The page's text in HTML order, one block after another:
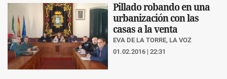
Pillado robando en una
urbanización con las
casas a la venta
EVA DE LA TORRE, LA VOZ
01.02.2016 | 22:31